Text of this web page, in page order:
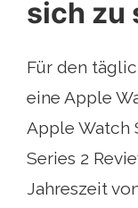
sich zu
Für den
eine Apple
Apple Watch
Series 2
Jahreszeit